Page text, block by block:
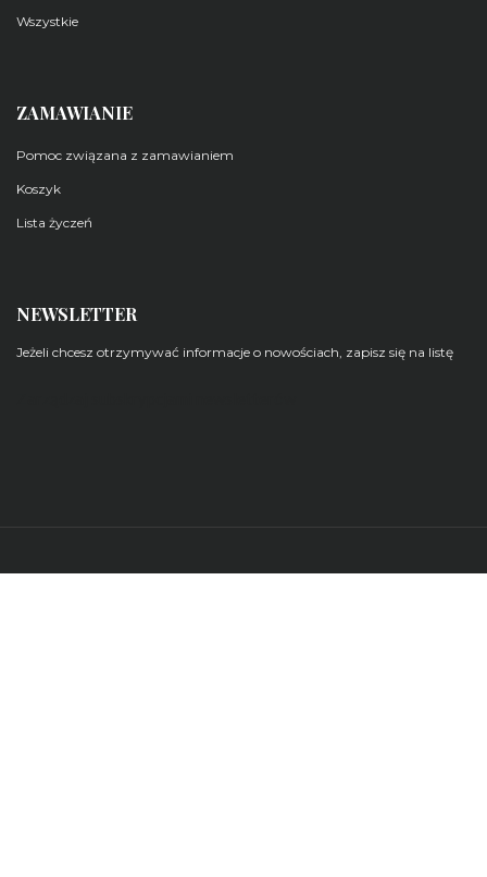
Wszystkie
ZAMAWIANIE
Pomoc związana z zamawianiem
Koszyk
Lista życzeń
NEWSLETTER
Jeżeli chcesz otrzymywać informacje o nowościach, zapisz się na listę